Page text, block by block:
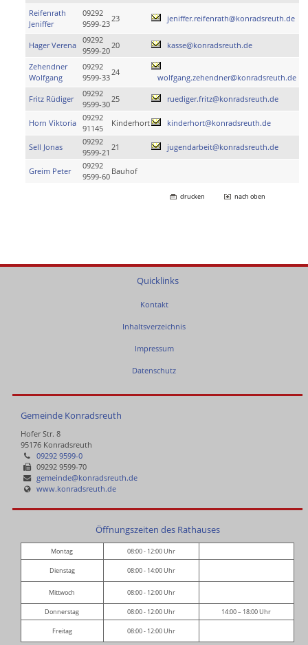
Reifenrath
Jeniffer
09292
9599-23
23 jeniffer.reifenrath@konradsreuth.de
Hager Verena
09292
9599-20
20 kasse@konradsreuth.de
Zehendner
Wolfgang
09292
9599-33
24
wolfgang.zehendner@konradsreuth.de
Fritz Rüdiger
09292
9599-30
25 ruediger.fritz@konradsreuth.de
Horn Viktoria
09292
91145
Kinderhort kinderhort@konradsreuth.de
Sell Jonas
09292
9599-21
21 jugendarbeit@konradsreuth.de
Greim Peter
09292
9599-60
Bauhof
drucken nach oben
Quicklinks
Kontakt
Inhaltsverzeichnis
Impressum
Datenschutz
Gemeinde Konradsreuth
Hofer Str. 8
95176 Konradsreuth
09292 9599-0
09292 9599-70
gemeinde@konradsreuth.de
www.konradsreuth.de
Öffnungszeiten des Rathauses
Montag 08:00 - 12:00 Uhr
Dienstag 08:00 - 14:00 Uhr
Mittwoch 08:00 - 12:00 Uhr
Donnerstag 08:00 - 12:00 Uhr 14:00 – 18:00 Uhr
Freitag 08:00 - 12:00 Uhr